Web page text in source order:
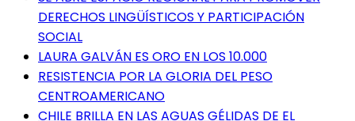
DERECHOS LINGÜÍSTICOS Y PARTICIPACIÓN
SOCIAL
LAURA GALVÁN ES ORO EN LOS 10.000
RESISTENCIA POR LA GLORIA DEL PESO
CENTROAMERICANO
CHILE BRILLA EN LAS AGUAS GÉLIDAS DE EL